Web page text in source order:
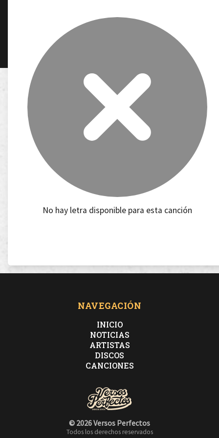
No hay letra disponible para esta canción
NAVEGACIÓN
INICIO
NOTICIAS
ARTISTAS
DISCOS
CANCIONES
© 2026 Versos Perfectos
Todos los derechos reservados